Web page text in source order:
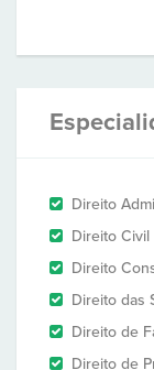
Direito
Direito Civil
Direito
Direito das
Direito de
Direito de